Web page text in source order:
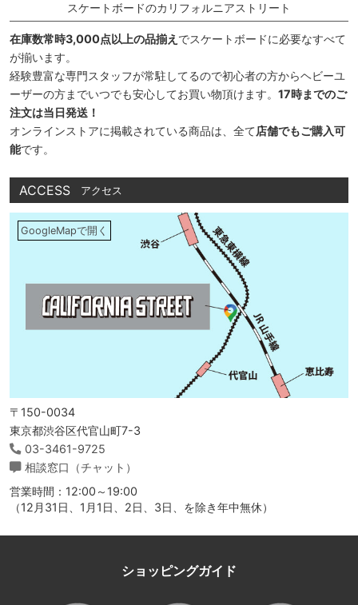
スケートボードのカリフォルニアストリート
在庫数常時3,000点以上の品揃え でスケートボードに必要なすべて
が揃います。
経験豊富な専門スタッフが常駐してるので初心者の方からヘビーユ
ーザーの方までいつでも安心してお買い物頂けます。 17時までのご
注文は当日発送！
オンラインストアに掲載されている商品は、全て店舗でもご購入可
能です。
ACCESS アクセス
GoogleMapで開く
〒150-0034
東京都渋谷区代官山町7-3
03-3461-9725
相談窓口（チャット）
営業時間：12:00～19:00
（12月31日、1月1日、2日、3日、を除き年中無休）
ショッピングガイド